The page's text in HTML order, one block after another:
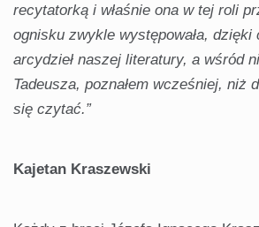
recytatorką i właśnie ona w tej roli
ognisku zwykle występowała, dzięki
arcydzieł naszej literatury, a wśród
Tadeusza, poznałem wcześniej, niż
się czytać.”
Kajetan Kraszewski